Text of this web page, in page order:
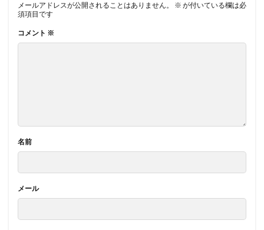
メールアドレスが公開されることはありません。 ※ が付いている欄は必
須項目です
コメント ※
名前
メール